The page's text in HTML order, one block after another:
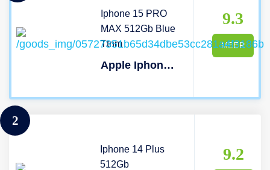
Iphone 15 PRO
MAX 512Gb Blue
Ttnm
Apple Iphone 15 Pro Max 5g - 512 Gb Blauw Titanium
9.3
MEER
2
Iphone 14 Plus
512Gb
9.2